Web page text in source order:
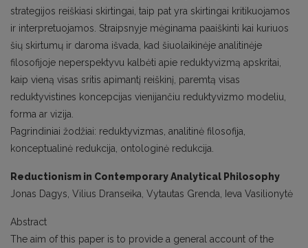
strategijos reiškiasi skirtingai, taip pat yra skirtingai kritikuojamos
ir interpretuojamos. Straipsnyje mėginama paaiškinti kai kuriuos
šių skirtumų ir daroma išvada, kad šiuolaikinėje analitinėje
filosofijoje neperspektyvu kalbėti apie reduktyvizmą apskritai,
kaip vieną visas sritis apimantį reiškinį, paremtą visas
reduktyvistines koncepcijas vienijančiu reduktyvizmo modeliu,
forma ar vizija.
Pagrindiniai žodžiai: reduktyvizmas, analitinė filosofija,
konceptualinė redukcija, ontologinė redukcija.
Reductionism in Contemporary Analytical Philosophy
Jonas Dagys, Vilius Dranseika, Vytautas Grenda, Ieva Vasilionytė
Abstract
The aim of this paper is to provide a general account of the